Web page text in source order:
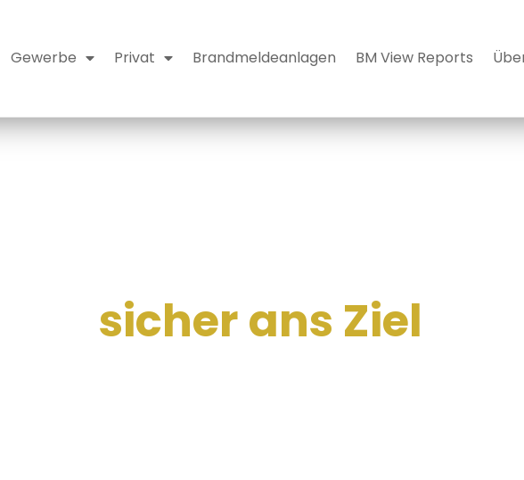
Gewerbe Privat Brandmeldeanlagen BM View Reports
sicher ans Ziel